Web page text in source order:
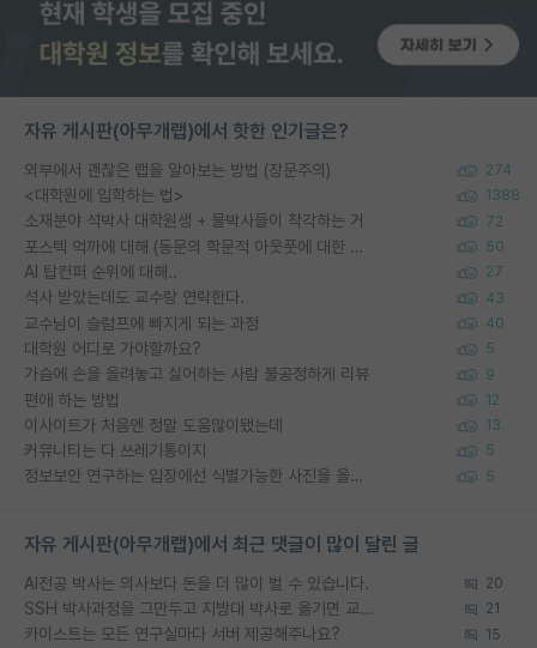
자유 게시판(아무개랩)에서 핫한 인기글은?
외부에서 괜찮은 랩을 알아보는 방법 (장문주의) 274
<대학원에 입학하는 법> 1388
소재분야 석박사 대학원생 + 물박사들이 착각하는 거 72
포스텍 억까에 대해 (동문의 학문적 아웃풋에 대한 반박) 50
AI 탑컨퍼 순위에 대해.. 27
석사 받았는데도 교수랑 연락한다. 43
교수님이 슬럼프에 빠지게 되는 과정 40
대학원 어디로 가야할까요? 5
가슴에 손을 올려놓고 싫어하는 사람 불공정하게 리뷰 9
편애 하는 방법 12
이사이트가 처음엔 정말 도움많이됐는데 13
커뮤니티는 다 쓰레기통이지 5
정보보안 연구하는 입장에선 식별가능한 사진을 올리는건 비추이긴함 5
자유 게시판(아무개랩)에서 최근 댓글이 많이 달린 글
AI전공 박사는 의사보다 돈을 더 많이 벌 수 있습니다. 20
SSH 박사과정을 그만두고 지방대 박사로 옮기면 교수의 꿈은 끝일까요? 21
카이스트는 모든 연구실마다 서버 제공해주나요? 15